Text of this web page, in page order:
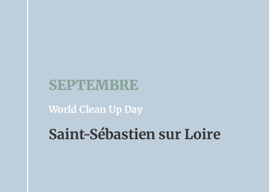
SEPTEMBRE
World Clean Up Day
Saint-Sébastien sur Loire